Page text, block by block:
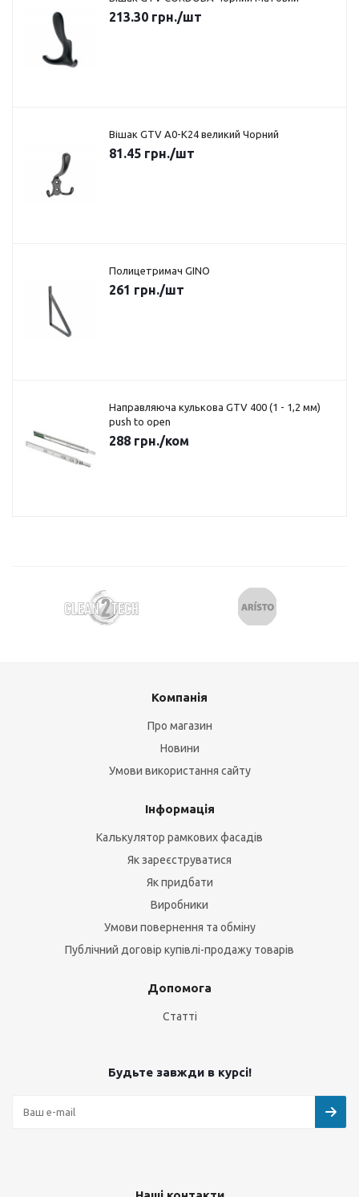
213.30 грн./шт
Вішак GTV A0-K24 великий Чорний
81.45 грн./шт
Полицетримач GINO
261 грн./шт
Направляюча кулькова GTV 400 (1 - 1,2 мм)
push to open
288 грн./ком
Компанія
Про магазин
Новини
Умови використання сайту
Інформація
Калькулятор рамкових фасадів
Як зареєструватися
Як придбати
Виробники
Умови повернення та обміну
Публічний договір купівлі-продажу товарів
Допомога
Статті
Будьте завжди в курсі!